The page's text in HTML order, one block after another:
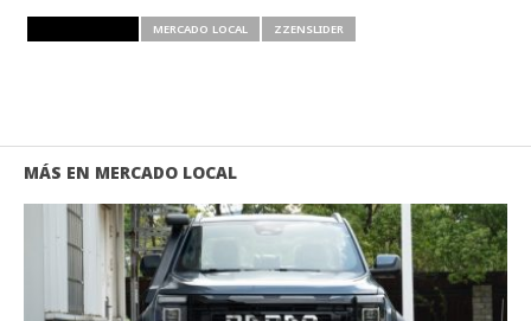
MERCADO LOCAL ZZENSLIDER
MÁS EN MERCADO LOCAL